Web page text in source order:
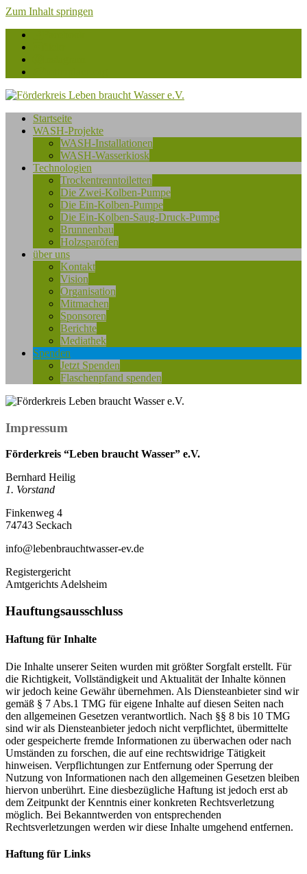
Zum Inhalt springen
Förderkreis
Leben
e.V.
Startseite
WASH-Projekte
WASH-Installationen
WASH-Wasserkiosk
Technologien
Trockentrenntoiletten
Die Zwei-Kolben-Pumpe
Die Ein-Kolben-Pumpe
Die Ein-Kolben-Saug-Druck-Pumpe
Brunnenbau
Holzsparöfen
über uns
Kontakt
Vision
Organisation
Mitmachen
Sponsoren
Berichte
Mediathek
Spenden
Jetzt Spenden
Flaschenpfand spenden
Impressum
Förderkreis “Leben braucht Wasser” e.V.
Bernhard Heilig
1. Vorstand
Finkenweg 4
74743 Seckach
info@lebenbrauchtwasser-ev.de
Registergericht
Amtgerichts Adelsheim
Hauftungsausschluss
Haftung für Inhalte
Die Inhalte unserer Seiten wurden mit größter Sorgfalt erstellt. Für
die Richtigkeit, Vollständigkeit und Aktualität der Inhalte können
wir jedoch keine Gewähr übernehmen. Als Diensteanbieter sind wir
gemäß § 7 Abs.1 TMG für eigene Inhalte auf diesen Seiten nach
den allgemeinen Gesetzen verantwortlich. Nach §§ 8 bis 10 TMG
sind wir als Diensteanbieter jedoch nicht verpflichtet, übermittelte
oder gespeicherte fremde Informationen zu überwachen oder nach
Umständen zu forschen, die auf eine rechtswidrige Tätigkeit
hinweisen. Verpflichtungen zur Entfernung oder Sperrung der
Nutzung von Informationen nach den allgemeinen Gesetzen bleiben
hiervon unberührt. Eine diesbezügliche Haftung ist jedoch erst ab
dem Zeitpunkt der Kenntnis einer konkreten Rechtsverletzung
möglich. Bei Bekanntwerden von entsprechenden
Rechtsverletzungen werden wir diese Inhalte umgehend entfernen.
Haftung für Links